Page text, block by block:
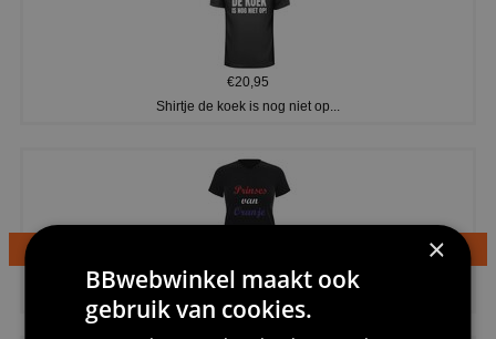
€20,95
Shirtje de koek is nog niet op...
€24,95
×
BBwebwinkel maakt ook
gebruik van cookies.